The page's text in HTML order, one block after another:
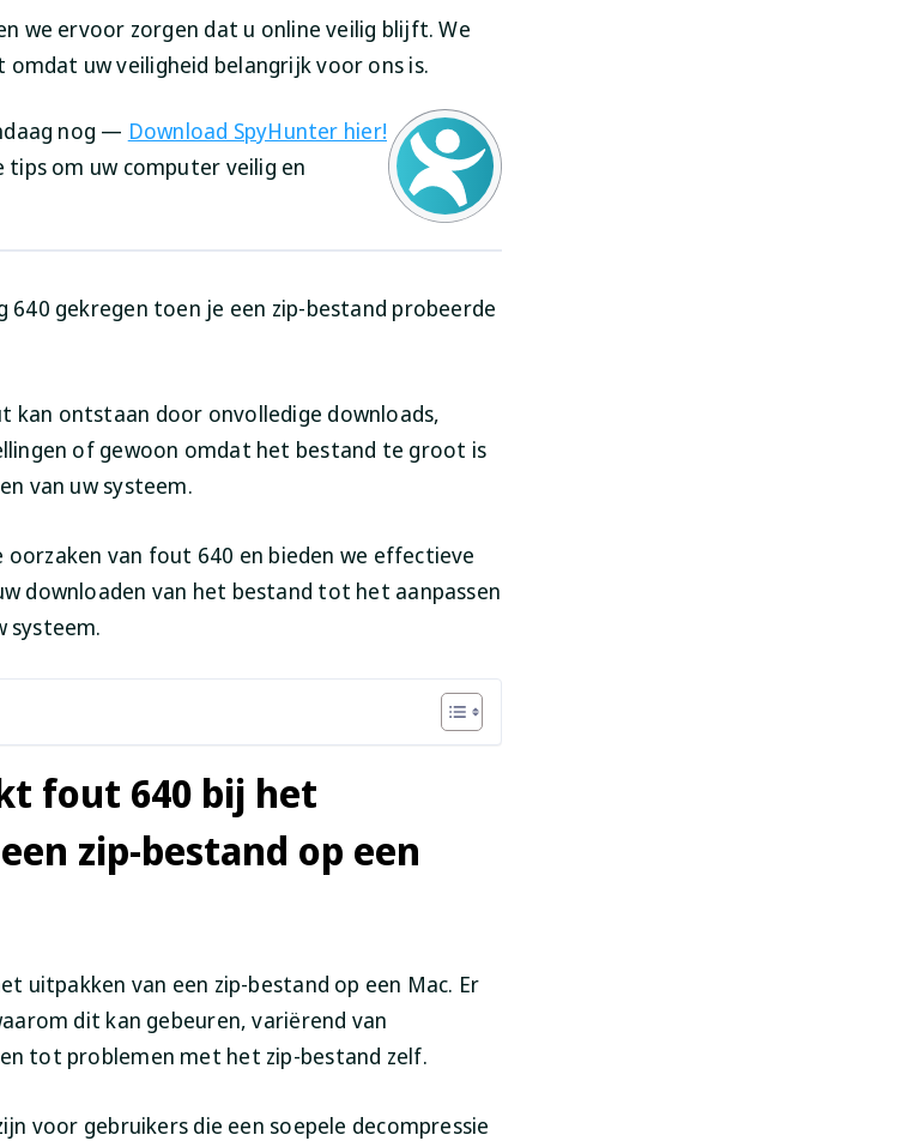
we ervoor zorgen dat u online veilig blijft. We
omdat uw veiligheid belangrijk voor ons is.
nog — Download SpyHunter hier!
om uw computer veilig en
gekregen toen je een zip-bestand probeerde
kan ontstaan door onvolledige downloads,
of gewoon omdat het bestand te groot is
van uw systeem.
van fout 640 en bieden we effectieve
downloaden van het bestand tot het aanpassen
systeem.
fout 640 bij het
zip-bestand op een
uitpakken van een zip-bestand op een Mac. Er
dit kan gebeuren, variërend van
tot problemen met het zip-bestand zelf.
voor gebruikers die een soepele decompressie